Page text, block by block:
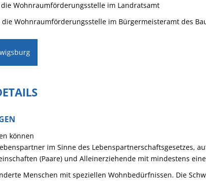
Wohnraumförderungsstelle im Landratsamt
die Wohnraumförderungsstelle im Bürgermeisteramt des
können
im Sinne des Lebenspartnerschaftsgesetzes,
(Paare) und Alleinerziehende mit mindestens
Menschen mit speziellen Wohnbedürfnissen. Die